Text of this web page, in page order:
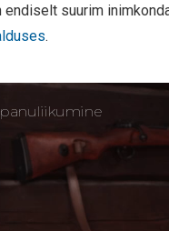
endiselt suurim
.